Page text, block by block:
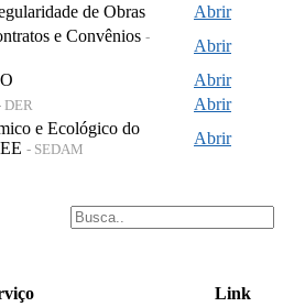
de Obras
Abrir
e Convênios -
Abrir
Abrir
DER
Abrir
e Ecológico do
- SEDAM
Abrir
Link